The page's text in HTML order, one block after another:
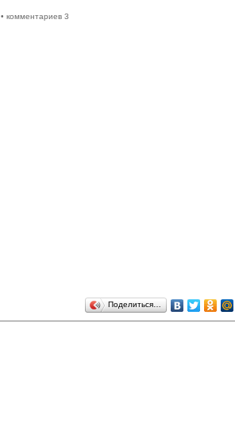
• комментариев 3
Поделиться…